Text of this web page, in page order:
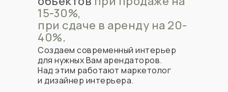
Создаем современный интерьер
для нужных Вам арендаторов.
Над этим работают маркетолог
и дизайнер интерьера.
15-30%,
при сдаче в аренду на 20-
40%.